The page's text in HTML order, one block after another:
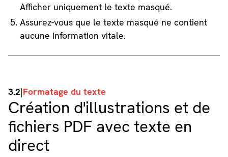
Afficher uniquement le texte masqué.
Assurez-vous que le texte masqué ne contient
aucune information vitale.
3.2|Formatage du texte
Création d'illustrations et de
fichiers PDF avec texte en
direct